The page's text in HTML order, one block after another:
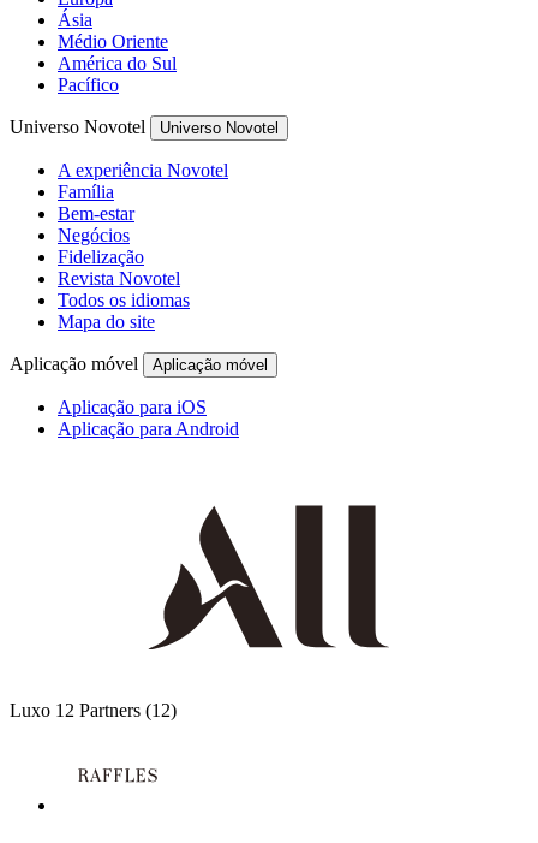
Ásia
Médio Oriente
América do Sul
Pacífico
Universo Novotel Universo Novotel
A experiência Novotel
Família
Bem-estar
Negócios
Fidelização
Revista Novotel
Todos os idiomas
Mapa do site
Aplicação móvel Aplicação móvel
Aplicação para iOS
Aplicação para Android
Luxo 12 Partners (12)